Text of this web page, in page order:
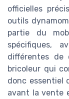
officielles
outils
partie du
spécifiques,
différentes de
bricoleur qui
donc essentiel
avant la vente